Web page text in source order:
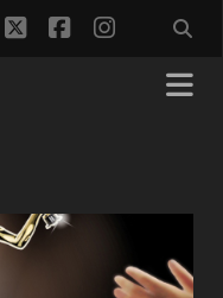
twitterfacebook